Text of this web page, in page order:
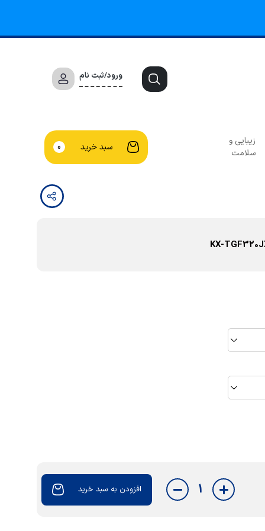
ورود/ثبت نام
زیبایی و
سلامت
سبد خرید 0
1 افزودن به سبد خرید